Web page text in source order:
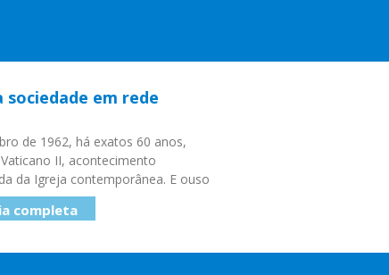
sociedade em rede
de 1962, há exatos 60 anos,
II, acontecimento
da Igreja contemporânea. E ouso
completa